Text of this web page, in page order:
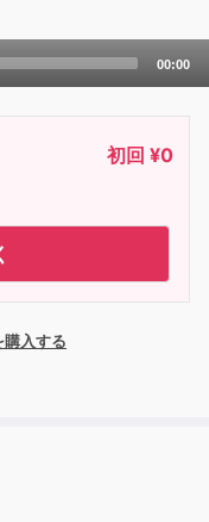
00:00
初回 ¥0
購入する